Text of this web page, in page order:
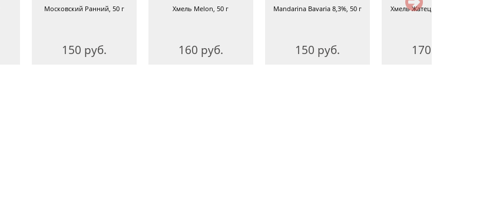
Московский Ранний, 50 г
150 руб.
Хмель Melon, 50 г
160 руб.
Mandarina Bavaria 8,3%, 50 г
150 руб.
Хмель Жатецкий (Saaz), 50 г
170 руб.